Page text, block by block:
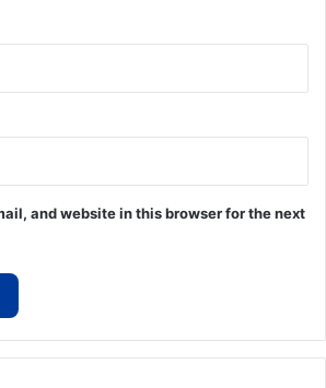
and website in this browser for the next